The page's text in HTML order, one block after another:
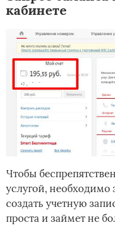
кабинете
Чтобы
услугой,
создать учетную
проста и займет не